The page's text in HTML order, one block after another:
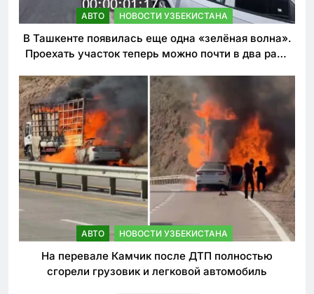
АВТО НОВОСТИ УЗБЕКИСТАНА
В Ташкенте появилась еще одна «зелёная волна».
Проехать участок теперь можно почти в два раза
АВТО НОВОСТИ УЗБЕКИСТАНА
На перевале Камчик после ДТП полностью
сгорели грузовик и легковой автомобиль